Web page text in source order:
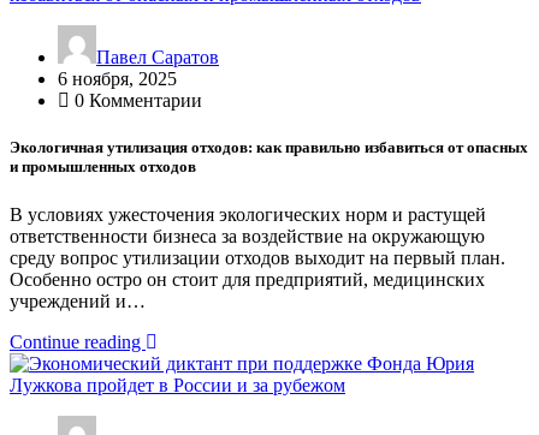
Павел Саратов
6 ноября, 2025
0 Комментарии
Экологичная утилизация отходов: как правильно избавиться от опасных
и промышленных отходов
В условиях ужесточения экологических норм и растущей
ответственности бизнеса за воздействие на окружающую
среду вопрос утилизации отходов выходит на первый план.
Особенно остро он стоит для предприятий, медицинских
учреждений и…
Continue reading